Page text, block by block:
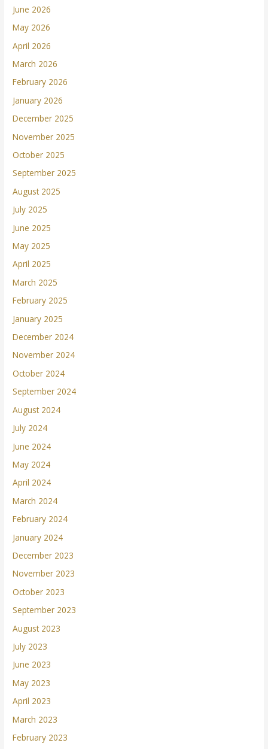
June 2026
May 2026
April 2026
March 2026
February 2026
January 2026
December 2025
November 2025
October 2025
September 2025
August 2025
July 2025
June 2025
May 2025
April 2025
March 2025
February 2025
January 2025
December 2024
November 2024
October 2024
September 2024
August 2024
July 2024
June 2024
May 2024
April 2024
March 2024
February 2024
January 2024
December 2023
November 2023
October 2023
September 2023
August 2023
July 2023
June 2023
May 2023
April 2023
March 2023
February 2023